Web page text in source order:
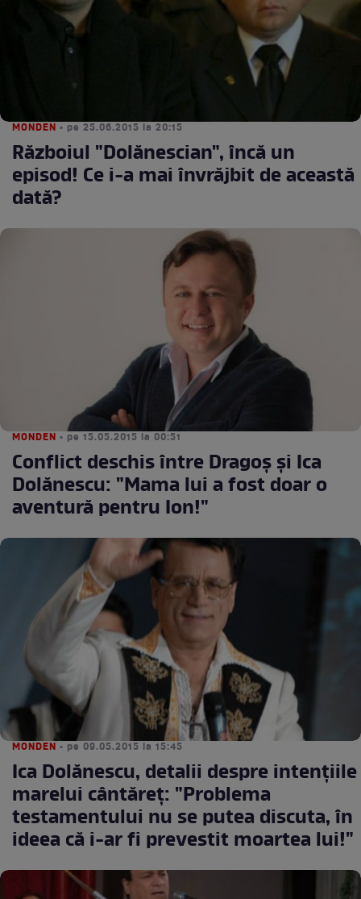
MONDEN • pe 25.06.2015 la 20:15
Războiul "Dolănescian", încă un
episod! Ce i-a mai învrăjbit de această
dată?
MONDEN • pe 15.05.2015 la 00:51
Conflict deschis între Dragoş şi Ica
Dolănescu: "Mama lui a fost doar o
aventură pentru Ion!"
MONDEN • pe 09.05.2015 la 15:45
Ica Dolănescu, detalii despre intenţiile
marelui cântăreţ: "Problema
testamentului nu se putea discuta, în
ideea că i-ar fi prevestit moartea lui!"